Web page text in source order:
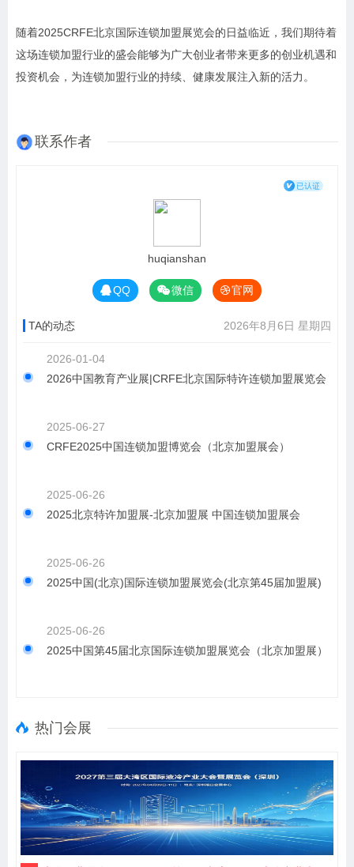
随着2025CRFE北京国际连锁加盟展览会的日益临近，我们期待着
这场连锁加盟行业的盛会能够为广大创业者带来更多的创业机遇和
投资机会，为连锁加盟行业的持续、健康发展注入新的活力。
联系作者
huqianshan
QQ 微信 官网
TA的动态 2026年8月6日 星期四
2026-01-04
2026中国教育产业展|CRFE北京国际特许连锁加盟展览会
2025-06-27
CRFE2025中国连锁加盟博览会（北京加盟展会）
2025-06-26
2025北京特许加盟展-北京加盟展 中国连锁加盟展会
2025-06-26
2025中国(北京)国际连锁加盟展览会(北京第45届加盟展)
2025-06-26
2025中国第45届北京国际连锁加盟展览会（北京加盟展）
热门会展